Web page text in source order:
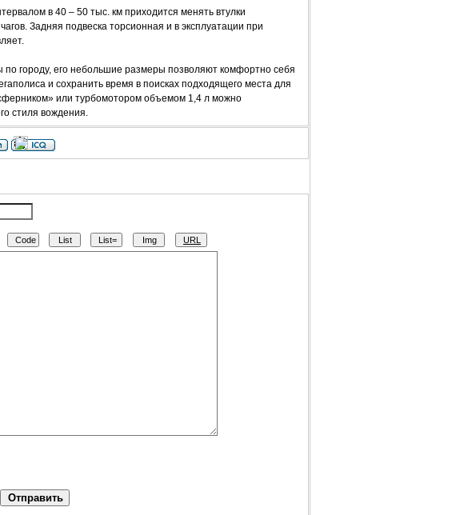
в 40 – 50 тыс. км приходится менять втулки
Задняя подвеска торсионная и в эксплуатации при
городу, его небольшие размеры позволяют комфортно себя
и сохранить время в поисках подходящего места для
или турбомотором объемом 1,4 л можно
стиля вождения.